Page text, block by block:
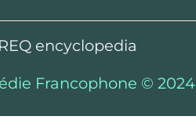
encyclopedia
Francophone © 2024